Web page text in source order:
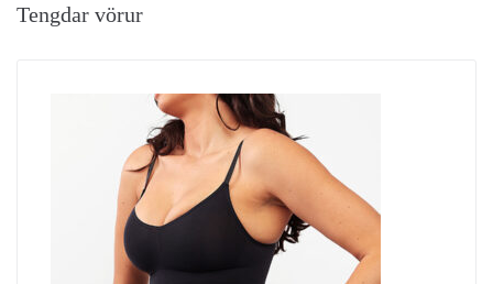
Tengdar vörur